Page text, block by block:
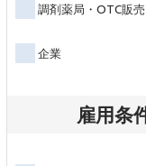
調剤薬局・OTC販売
企業
雇用条